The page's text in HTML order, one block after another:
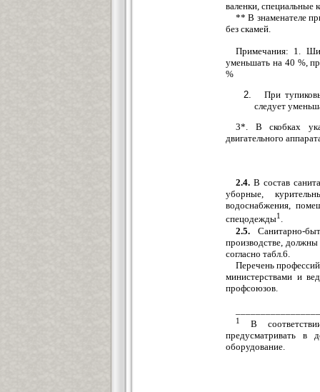
валенки, специальные
** В знаменателе
без скамей.
Примечания: 1.
уменьшать на 40 %,
%
При
следует
3*. В скобках
двигательного
2.4. В состав
уборные,
водоснабжения,
спецодежды1.
2.5. Санитарно-
производстве, должны
согласно табл.6.
Перечень
министерствами и
профсоюзов.
1 В
предусматривать в
оборудование.